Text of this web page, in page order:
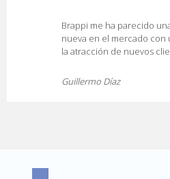
Brappi me ha parecido
nueva en el mercado con
la atracción de nuevos
Guillermo Díaz